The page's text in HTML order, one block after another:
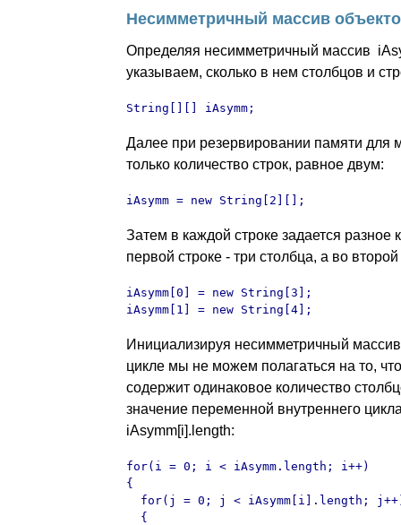
Несимметричный массив
Определяя несимметричный массив
указываем, сколько в нем столбцов и
String[][] iAsymm;
Далее при резервировании памяти для
только количество строк, равное двум:
iAsymm = new String[2][];
Затем в каждой строке задается разное
первой строке - три столбца, а во
iAsymm[0] = new String[3];
iAsymm[1] = new String[4];
Инициализируя несимметричный
цикле мы не можем полагаться на то,
содержит одинаковое количество
значение переменной внутреннего
iAsymm[i].length:
for(i = 0; i < iAsymm.length; i++)
{
for(j = 0; j < iAsymm[i].length;
  {